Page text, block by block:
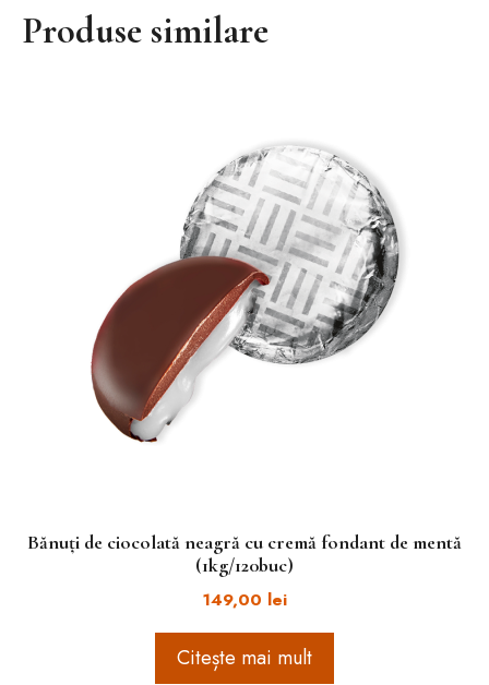
Produse similare
Bănuți de ciocolată neagră cu cremă fondant de mentă
(1kg/120buc)
149,00 lei
Citește mai mult